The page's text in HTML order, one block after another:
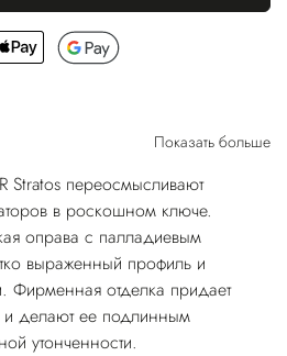
Показать больше
Stratos переосмысливают
в роскошном ключе.
оправа с палладиевым
выраженный профиль и
Фирменная отделка придает
и делают ее подлинным
утонченности.